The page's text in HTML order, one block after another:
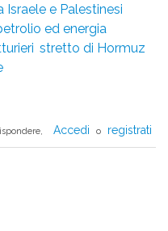
e Palestinesi
ed energia
stretto di Hormuz
Accedi o registrati